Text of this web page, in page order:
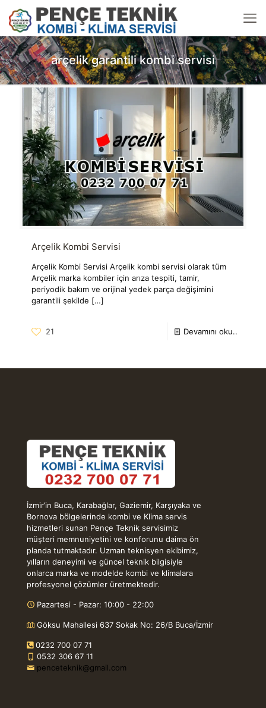
arçelik garantili kombi servisi
Arçelik Kombi Servisi
Arçelik Kombi Servisi Arçelik kombi servisi olarak tüm
Arçelik marka kombiler için arıza tespiti, tamir,
periyodik bakım ve orijinal yedek parça değişimini
garantili şekilde […]
21 Devamını oku..
İzmir’in Buca, Karabağlar, Gaziemir, Karşıyaka ve
Bornova bölgelerinde kombi ve Klima servis
hizmetleri sunan Pençe Teknik servisimiz
müşteri memnuniyetini ve konforunu daima ön
planda tutmaktadır. Uzman teknisyen ekibimiz,
yılların deneyimi ve güncel teknik bilgisiyle
onlarca marka ve modelde kombi ve klimalara
profesyonel çözümler üretmektedir.
Pazartesi - Pazar: 10:00 - 22:00
Göksu Mahallesi 637 Sokak No: 26/B Buca/İzmir
0232 700 07 71
0532 306 67 11
penceteknik@gmail.com